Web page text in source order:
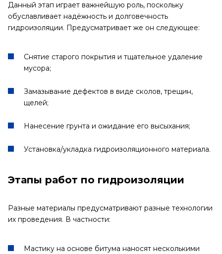
Данный этап играет важнейшую роль, поскольку
обуславливает надёжность и долговечность
гидроизоляции. Предусматривает же он следующее:
Снятие старого покрытия и тщательное удаление
мусора;
Замазывание дефектов в виде сколов, трещин,
щелей;
Нанесение грунта и ожидание его высыхания;
Установка/укладка гидроизоляционного материала.
Этапы работ по гидроизоляции
Разные материалы предусматривают разные технологии
их проведения. В частности:
Мастику на основе битума наносят несколькими